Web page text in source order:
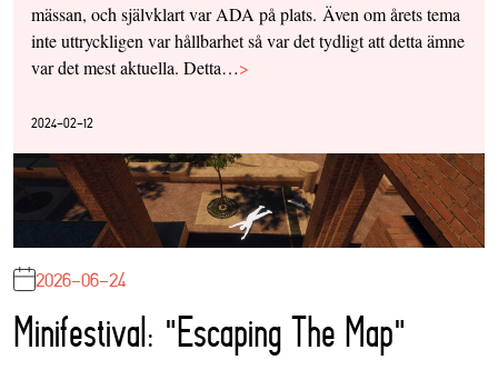
mässan, och självklart var ADA på plats. Även om årets tema
inte uttryckligen var hållbarhet så var det tydligt att detta ämne
var det mest aktuella. Detta…>
2024-02-12
2026-06-24
Minifestival: "Escaping The Map"